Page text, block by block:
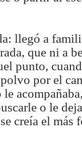
llegó a
que ni a
punto,
por el
o le
creía el más